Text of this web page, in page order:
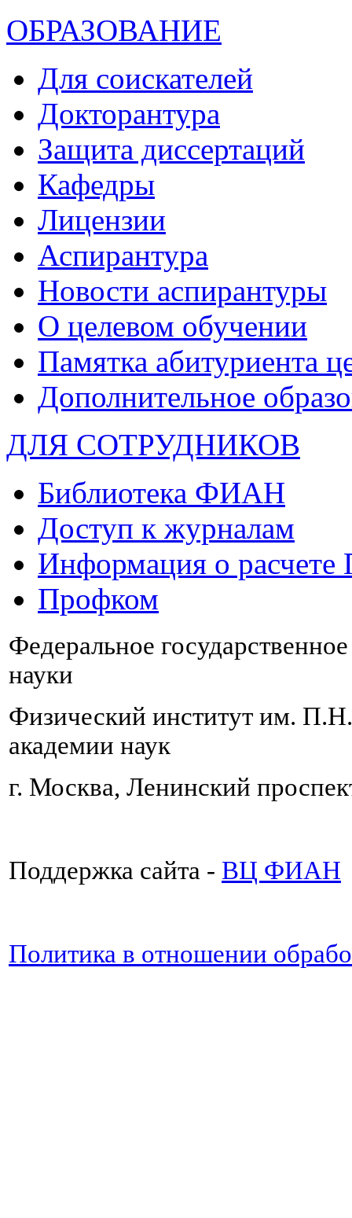
ОБРАЗОВАНИЕ
Для соискателей
Докторантура
Защита диссертаций
Кафедры
Лицензии
Аспирантура
Новости аспирантуры
О целевом обучении
Памятка абитуриента
Дополнительное
ДЛЯ СОТРУДНИКОВ
Библиотека ФИАН
Доступ к журналам
Информация о
Профком
Федеральное
науки
Физический институт им.
академии наук
г. Москва, Ленинский
Поддержка сайта - ВЦ ФИАН
Политика в отношении